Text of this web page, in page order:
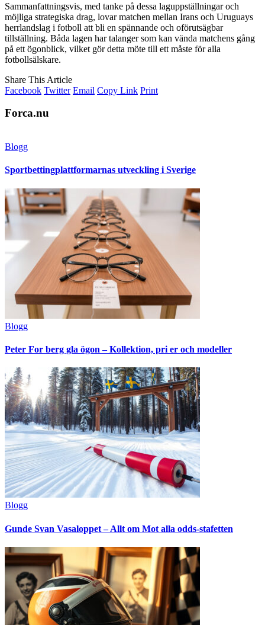
Sammanfattningsvis, med tanke på dessa laguppställningar och
möjliga strategiska drag, lovar matchen mellan Irans och Uruguays
herrlandslag i fotboll att bli en spännande och oförutsägbar
tillställning. Båda lagen har talanger som kan vända matchens gång
på ett ögonblick, vilket gör detta möte till ett måste för alla
fotbollsälskare.
Share This Article
Facebook Twitter Email Copy Link Print
Forca.nu
Blogg
Sportbettingplattformarnas utveckling i Sverige
Blogg
Peter For berg gla ögon – Kollektion, pri er och modeller
Blogg
Gunde Svan Vasaloppet – Allt om Mot alla odds-stafetten